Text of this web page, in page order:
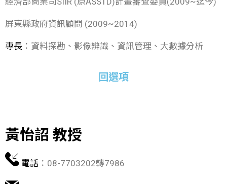
屏東縣政府資訊顧問 (2009~2014)
專長 ：資料探勘、影像辨識、資訊管理、大數據分析
回選項
黃怡詔 教授
電話 ：08-7703202轉7986